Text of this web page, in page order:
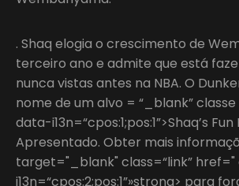
. Shaq elogia o crescimento de
terceiro ano e admite que está
nunca vistas antes na NBA. O
nome de um alvo = “_blank” classe
data-i13n=“cpos:1;pos:1”>Shaq’s Fun
Apresentado. Obter mais
target="_blank" class=“link”
i13n=“cpos:2;pos:1”»strong> para